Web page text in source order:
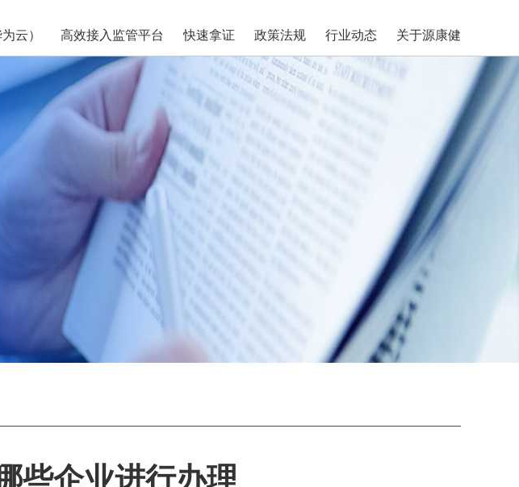
云） 高效接入监管平台 快速拿证 政策法规 行业动态 关于源康健
些企业进行办理